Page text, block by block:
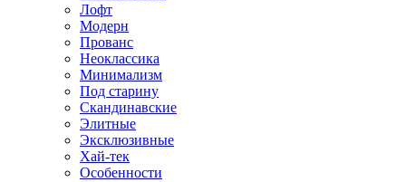
Лофт
Модерн
Прованс
Неоклассика
Минимализм
Под старину
Скандинавские
Элитные
Эксклюзивные
Хай-тек
Особенности